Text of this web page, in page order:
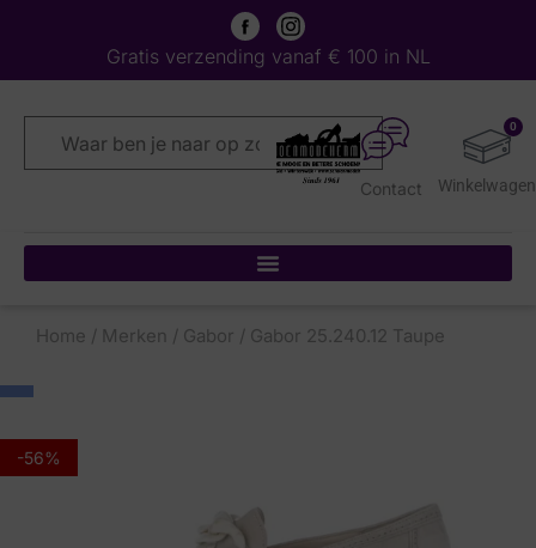
Gratis verzending vanaf € 100 in NL
0
Contact
Home / Merken / Gabor / Gabor 25.240.12 Taupe
-56%